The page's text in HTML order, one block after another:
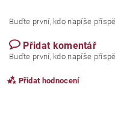
Buďte první, kdo napíše
Přidat komentář
Buďte první, kdo napíše
Přidat hodnocení